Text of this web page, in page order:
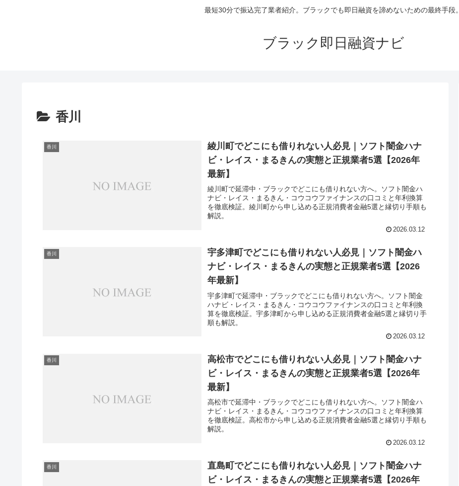
最短30分で振込完了業者紹介。ブラックでも即日融資を諦めないための最終手段。
ブラック即日融資ナビ
香川
香川
綾川町でどこにも借りれない人必見｜ソフト闇金ハナ
ビ・レイス・まるきんの実態と正規業者5選【2026年
最新】
綾川町で延滞中・ブラックでどこにも借りれない方へ。ソフト闇金ハ
ナビ・レイス・まるきん・コウコウファイナンスの口コミと年利換算
を徹底検証。綾川町から申し込める正規消費者金融5選と縁切り手順も
解説。
2026.03.12
香川
宇多津町でどこにも借りれない人必見｜ソフト闇金ハ
ナビ・レイス・まるきんの実態と正規業者5選【2026
年最新】
宇多津町で延滞中・ブラックでどこにも借りれない方へ。ソフト闇金
ハナビ・レイス・まるきん・コウコウファイナンスの口コミと年利換
算を徹底検証。宇多津町から申し込める正規消費者金融5選と縁切り手
順も解説。
2026.03.12
香川
高松市でどこにも借りれない人必見｜ソフト闇金ハナ
ビ・レイス・まるきんの実態と正規業者5選【2026年
最新】
高松市で延滞中・ブラックでどこにも借りれない方へ。ソフト闇金ハ
ナビ・レイス・まるきん・コウコウファイナンスの口コミと年利換算
を徹底検証。高松市から申し込める正規消費者金融5選と縁切り手順も
解説。
2026.03.12
香川
直島町でどこにも借りれない人必見｜ソフト闇金ハナ
ビ・レイス・まるきんの実態と正規業者5選【2026年